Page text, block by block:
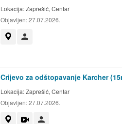
Lokacija:Zaprešić, Centar
Objavljen:27.07.2026.
Crijevo za odštopavanje Karcher
Lokacija:Zaprešić, Centar
Objavljen:27.07.2026.